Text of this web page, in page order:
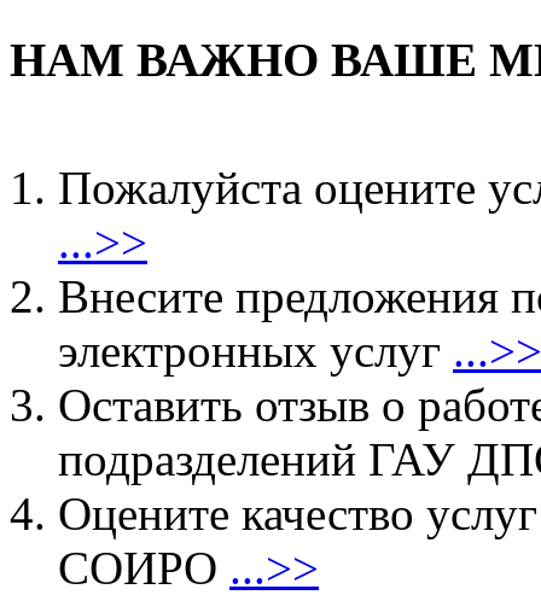
НАМ ВАЖНО ВАШЕ
Пожалуйста оцените
...>>
Внесите предложения
электронных услуг ...>>
Оставить отзыв о
подразделений ГАУ
Оцените качество
СОИРО ...>>